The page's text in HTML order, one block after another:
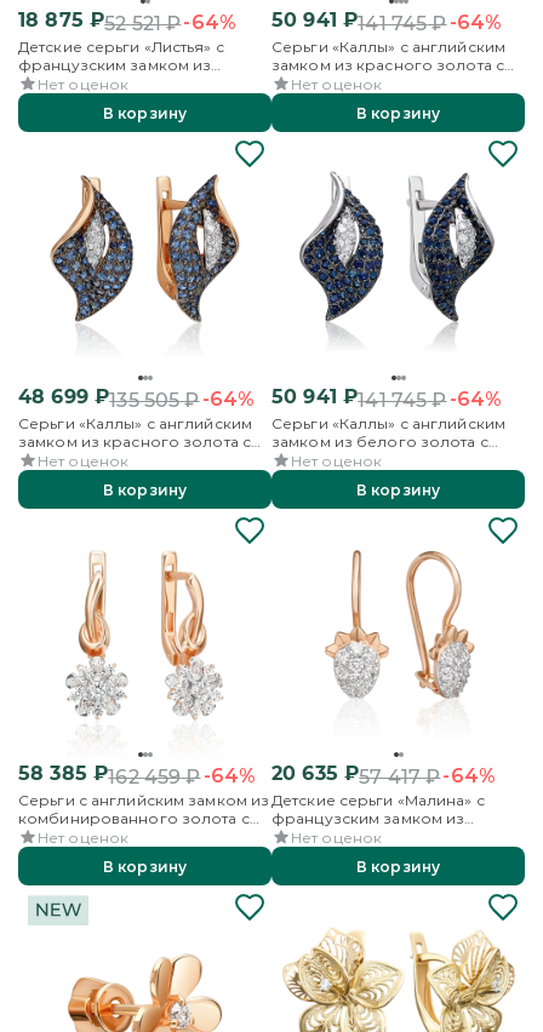
18 875 ₽52 521₽-64%
Детские серьги «Листья» с
французским замком из
красного золота с фианитами
Нет оценок
В корзину
50 941 ₽141 745₽-64%
Серьги «Каллы» с английским
замком из красного золота с
фианитами
Нет оценок
В корзину
48 699₽135 505₽-64%
Серьги «Каллы» с английским
замком из красного золота с
фианитами
Нет оценок
В корзину
50 941 ₽141 745₽-64%
Серьги «Каллы» с английским
замком из белого золота с
фианитами
Нет оценок
В корзину
58 385 ₽162 459₽-64%
Серьги с английским замком из
комбинированного золота с
фианитами
Нет оценок
В корзину
20 635 ₽57 417₽-64%
Детские серьги «Малина» с
французским замком из
красного золота с фианитами
Нет оценок
В корзину